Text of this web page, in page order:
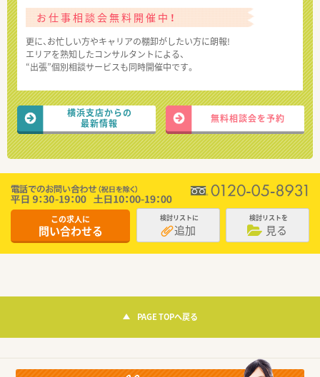
お仕事相談会無料開催中！
更に、お忙しい方やキャリアの棚卸がしたい方に朗報!
エリアを熟知したコンサルタントによる、
“出張”個別相談サービスも同時開催中です。
横浜支店からの
最新情報
無料相談会を予約
この求人に
問い合わせる
検討リストに
追加
検討リストを
見る
PAGE TOPへ戻る